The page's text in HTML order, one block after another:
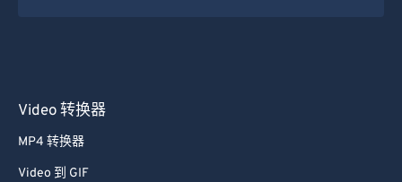
Video 转换器
MP4 转换器
Video 到 GIF